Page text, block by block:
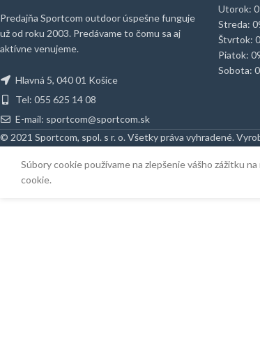
Predajňa Sportcom outdoor úspešne funguje
už od roku 2003. Predávame to čomu sa aj
aktívne venujeme.
Hlavná 5, 040 01 Košice
Tel: 055 625 14 08
E-mail: sportcom@sportcom.sk
Utorok:
Streda:
Štvrtok:
Piatok:
Sobota:
© 2021 Sportcom, spol. s r. o. Všetky práva vyhradené.
Súbory cookie používame na zlepšenie vášho zážitku
cookie.